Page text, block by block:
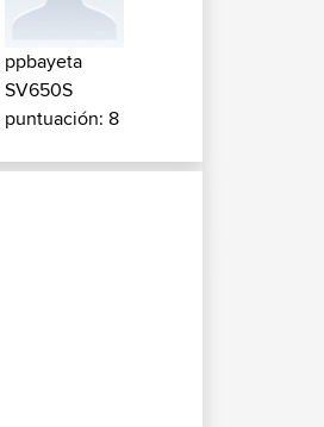
ppbayeta
SV650S
puntuación: 8